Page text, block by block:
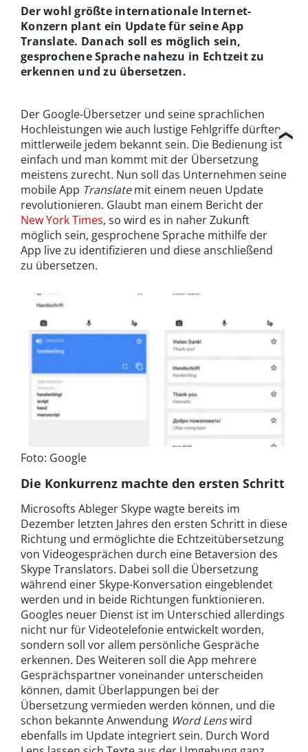
Der wohl größte internationale Internet-
Konzern plant ein Update für seine App
Translate. Danach soll es möglich sein,
gesprochene Sprache nahezu in Echtzeit zu
erkennen und zu übersetzen.
Der Google-Übersetzer und seine sprachlichen
Hochleistungen wie auch lustige Fehlgriffe dürften
mittlerweile jedem bekannt sein. Die Bedienung ist
einfach und man kommt mit der Übersetzung
meistens zurecht. Nun soll das Unternehmen seine
mobile App Translatemit einem neuen Update
revolutionieren. Glaubt man einem Bericht der
New York Times, so wird es in naher Zukunft
möglich sein, gesprochene Sprache mithilfe der
App live zu identifizieren und diese anschließend
zu übersetzen.
Foto: Google
Die Konkurrenz machte den ersten Schritt
Microsofts Ableger Skype wagte bereits im
Dezember letzten Jahres den ersten Schritt in diese
Richtung und ermöglichte die Echtzeitübersetzung
von Videogesprächen durch eine Betaversion des
Skype Translators. Dabei soll die Übersetzung
während einer Skype-Konversation eingeblendet
werden und in beide Richtungen funktionieren.
Googles neuer Dienst ist im Unterschied allerdings
nicht nur für Videotelefonie entwickelt worden,
sondern soll vor allem persönliche Gespräche
erkennen. Des Weiteren soll die App mehrere
Gesprächspartner voneinander unterscheiden
können, damit Überlappungen bei der
Übersetzung vermieden werden können, und die
schon bekannte Anwendung Word Lenswird
ebenfalls im Update integriert sein. Durch Word